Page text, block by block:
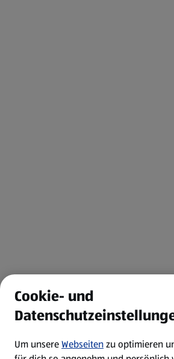
Cookie- und
Um unsereWebseitenzu optimieren